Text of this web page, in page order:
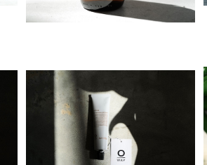
Organic Way nebla[オーガ
ニックウェイ・ネブラ]
¥4,500